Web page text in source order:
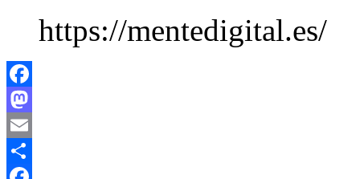
https://mentedigital.es/
Facebook
Mastodon
Email